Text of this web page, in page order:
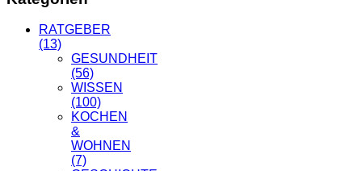
RATGEBER
(13)
GESUNDHEIT
(56)
WISSEN
(100)
KOCHEN
&
WOHNEN
(7)